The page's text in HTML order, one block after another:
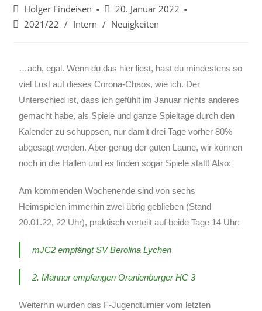
Holger Findeisen
20. Januar 2022
2021/22 / Intern / Neuigkeiten
…ach, egal. Wenn du das hier liest, hast du mindestens so
viel Lust auf dieses Corona-Chaos, wie ich. Der
Unterschied ist, dass ich gefühlt im Januar nichts anderes
gemacht habe, als Spiele und ganze Spieltage durch den
Kalender zu schuppsen, nur damit drei Tage vorher 80%
abgesagt werden. Aber genug der guten Laune, wir können
noch in die Hallen und es finden sogar Spiele statt! Also:
Am kommenden Wochenende sind von sechs
Heimspielen immerhin zwei übrig geblieben (Stand
20.01.22, 22 Uhr), praktisch verteilt auf beide Tage 14 Uhr:
mJC2 empfängt SV Berolina Lychen
2. Männer empfangen Oranienburger HC 3
Weiterhin wurden das F-Jugendturnier vom letzten